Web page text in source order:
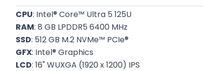
CPU: Intel® Core™ Ultra 5 125U
RAM: 8 GB LPDDR5 6400 MHz
SSD: 512 GB M.2 NVMe™ PCIe®
GFX: Intel® Graphics
LCD: 16" WUXGA (1920 x 1200) IPS